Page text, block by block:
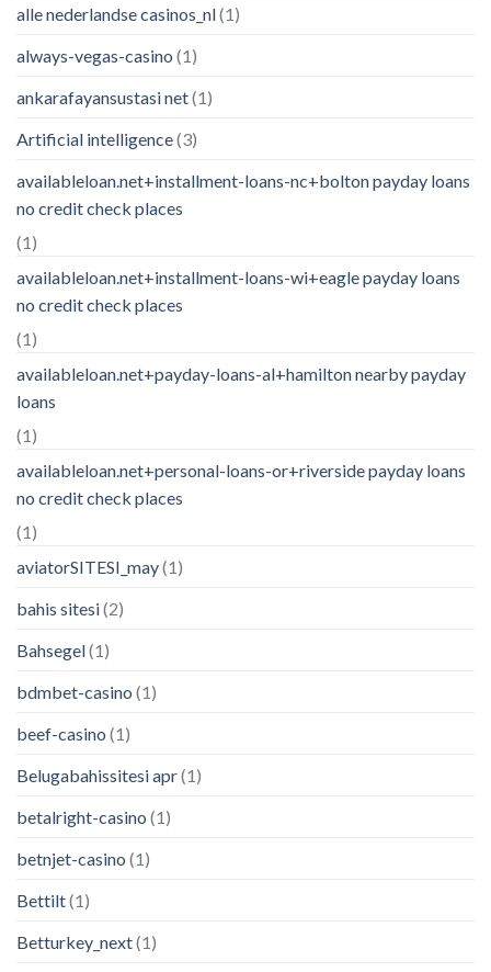
alle nederlandse casinos_nl(1)
always-vegas-casino (1)
ankarafayansustasi net(1)
Artificial intelligence(3)
availableloan.net+installment-loans-nc+bolton payday loans
no credit check places
(1)
availableloan.net+installment-loans-wi+eagle payday loans
no credit check places
(1)
availableloan.net+payday-loans-al+hamilton nearby payday
loans
(1)
availableloan.net+personal-loans-or+riverside payday loans
no credit check places
(1)
aviatorSITESI_may(1)
bahis sitesi(2)
Bahsegel(1)
bdmbet-casino (1)
beef-casino (1)
Belugabahissitesi apr(1)
betalright-casino (1)
betnjet-casino (1)
Bettilt(1)
Betturkey_next(1)